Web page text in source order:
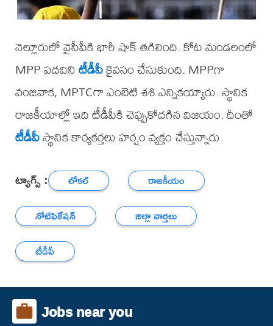
నెల్లూరులో వైసీపీకి భారీ షాక్ తగిలింది. కోట మండలంలో
MPP పదవినిటీడీపీకైవసం చేసుకుంది. MPPగా
వంజివాక, MPTCగా ఎంబెటి శశి ఎన్నికయ్యారు. స్థానిక
రాజకీయాల్లో ఇది టీడీపీకి చెప్పుకోదగిన విజయం. దీంతో
టీడీపీస్థానిక కార్యకర్తలు హర్షం వ్యక్తం చేస్తున్నారు.
ట్యాగ్స్ : లోకల్
రాజకీయం
నోటిఫికేషన్
జిల్లా వార్తలు
టీడీపీ
Jobs near you